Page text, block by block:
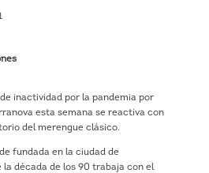
inactividad por la pandemia por
esta semana se reactiva con
del merengue clásico.
fundada en la ciudad de
la década de los 90 trabaja con el